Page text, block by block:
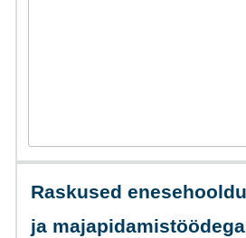
Raskused enesehoolduse
ja majapidamistöödega